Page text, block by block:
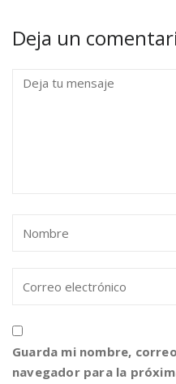
Deja un
Guarda mi nombre,
navegador para la